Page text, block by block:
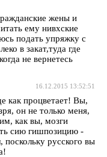
жены и
ему нивхские
подать упряжку с
в закат,туда где
не вернетесь
16.12.2015 13:52:51
как процветает! Вы,
он не только меня,
как вы, мозги
сию гишпозицию -
русского вы